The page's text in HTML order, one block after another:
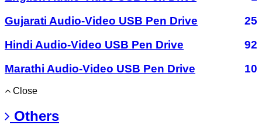
Gujarati Audio-Video USB Pen Drive
25
Hindi Audio-Video USB Pen Drive
92
Marathi Audio-Video USB Pen Drive
10
Close
Others